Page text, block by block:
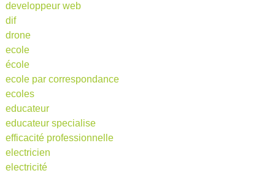
developpeur web
dif
drone
ecole
école
ecole par correspondance
ecoles
educateur
educateur specialise
efficacité professionnelle
electricien
electricité